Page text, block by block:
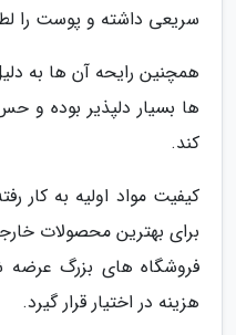
سریعی داشته و پوست را
همچنین رایحه آن ها به
ها بسیار دلپذیر بوده
کند.
کیفیت مواد اولیه به کار
برای بهترین محصولات
فروشگاه های بزرگ عرضه
هزینه در اختیار قرار گیرد.